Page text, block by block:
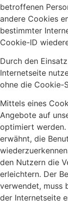
betroffenen
andere Cookies
bestimmter
Cookie-ID
Durch den
Internetseite
ohne die Cookie-
Mittels eines
Angebote auf
optimiert werden.
erwähnt, die
den Nutzern die
erleichtern. Der
verwendet, muss
der Internetseite